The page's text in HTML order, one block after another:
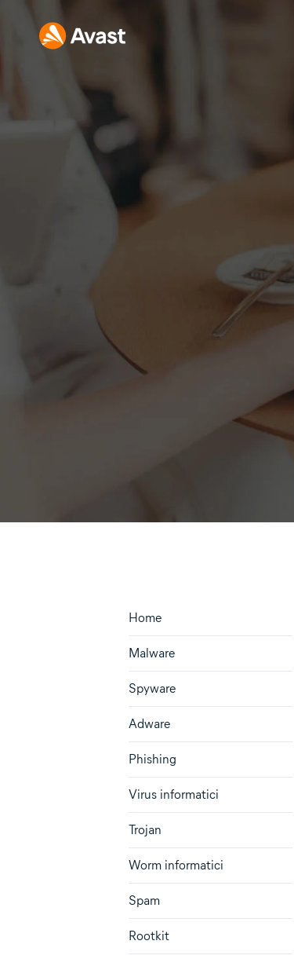
Home
Malware
Spyware
Adware
Phishing
Virus informatici
Trojan
Worm informatici
Spam
Rootkit